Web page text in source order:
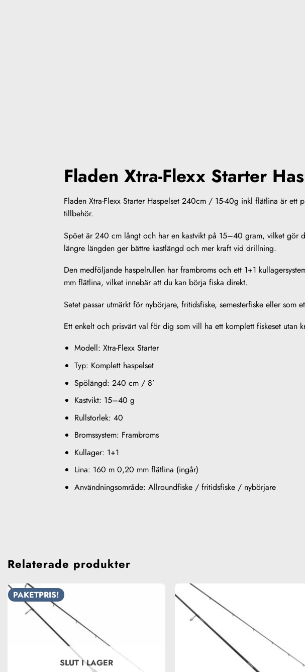
Fladen Xtra-Flexx Starter
Fladen Xtra-Flexx Starter Haspelset 240cm / 15-40g inkl flätlina är
tillbehör.
Spöet är 240 cm långt och har en kastvikt på 15–40 gram, vilket gör
längre längden ger bättre kastlängd och mer kraft vid drillning.
Den medföljande haspelrullen har frambroms och ett 1+1
mm flätlina, vilket innebär att du kan börja fiska direkt.
Setet passar utmärkt för nybörjare, fritidsfiske, semesterfiske eller som
Ett enkelt och prisvärt val för dig som vill ha ett komplett fiskeset utan
Modell: Xtra-Flexx Starter
Typ: Komplett haspelset
Spölängd: 240 cm / 8’
Kastvikt: 15–40 g
Rullstorlek: 40
Bromssystem: Frambroms
Kullager: 1+1
Lina: 160 m 0,20 mm flätlina (ingår)
Användningsområde: Allroundfiske / fritidsfiske / nybörjare
Relaterade produkter
PAKETPRIS!
SLUT I LAGER